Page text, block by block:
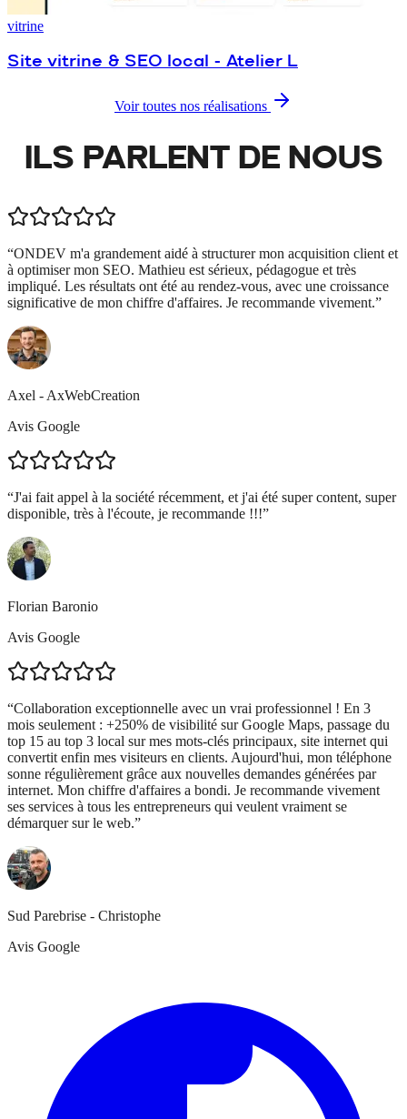
vitrine
Site vitrine & SEO local - Atelier L
Voir toutes nos réalisations
ILS PARLENT DE NOUS
“ONDEV m'a grandement aidé à structurer mon acquisition client et
à optimiser mon SEO. Mathieu est sérieux, pédagogue et très
impliqué. Les résultats ont été au rendez-vous, avec une croissance
significative de mon chiffre d'affaires. Je recommande vivement.”
Axel - AxWebCreation
Avis Google
“J'ai fait appel à la société récemment, et j'ai été super content, super
disponible, très à l'écoute, je recommande !!!”
Florian Baronio
Avis Google
“Collaboration exceptionnelle avec un vrai professionnel ! En 3
mois seulement : +250% de visibilité sur Google Maps, passage du
top 15 au top 3 local sur mes mots-clés principaux, site internet qui
convertit enfin mes visiteurs en clients. Aujourd'hui, mon téléphone
sonne régulièrement grâce aux nouvelles demandes générées par
internet. Mon chiffre d'affaires a bondi. Je recommande vivement
ses services à tous les entrepreneurs qui veulent vraiment se
démarquer sur le web.”
Sud Parebrise - Christophe
Avis Google